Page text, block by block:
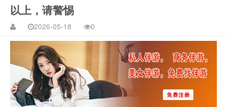
以上，请警惕
2026-05-18 0